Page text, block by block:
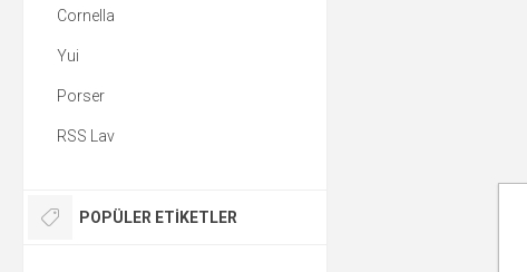
Cornella
Yui
Porser
RSS Lav
POPÜLER ETIKETLER